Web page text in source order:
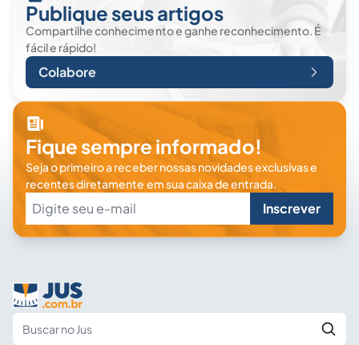
Publique seus artigos
Compartilhe conhecimento e ganhe reconhecimento. É
fácil e rápido!
Colabore
Fique sempre informado!
Seja o primeiro a receber nossas novidades exclusivas e
recentes diretamente em sua caixa de entrada.
Inscrever